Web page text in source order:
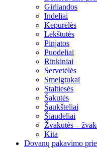
Girliandos
Indeliai
Kepurėlės
Lėkštutės
Pinjatos
Puodeliai
Rinkiniai
Servetėlės
Smeigtukai
Staltiesės
Šakutės
Šaukšteliai
Šiaudeliai
Žvakutės –
Kita
Dovanų pakavimo